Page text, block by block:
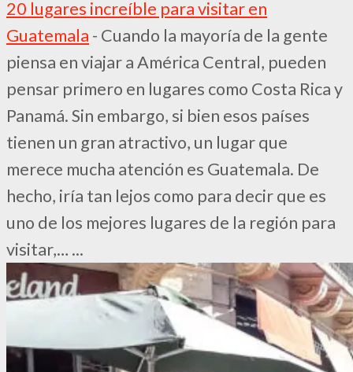
20 lugares increíble para visitar en
Guatemala - Cuando la mayoría de la gente
piensa en viajar a América Central, pueden
pensar primero en lugares como Costa Rica y
Panamá. Sin embargo, si bien esos países
tienen un gran atractivo, un lugar que
merece mucha atención es Guatemala. De
hecho, iría tan lejos como para decir que es
uno de los mejores lugares de la región para
visitar,… ...